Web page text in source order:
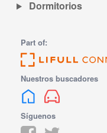
Dormitorios
Part of:
Nuestros buscadores
Síguenos